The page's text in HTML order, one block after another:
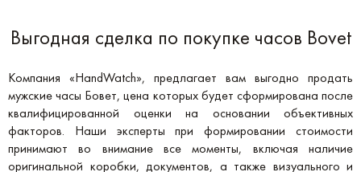
Выгодная сделка по покупке часов Bovet
Компания «HandWatch», предлагает вам выгодно продать
мужские часы Бовет, цена которых будет сформирована после
квалифицированной оценки на основании объективных
факторов. Наши эксперты при формировании стоимости
принимают во внимание все моменты, включая наличие
оригинальной коробки, документов, а также визуального и